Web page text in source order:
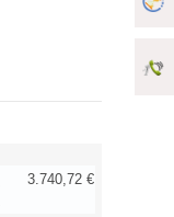
3.740,72 €